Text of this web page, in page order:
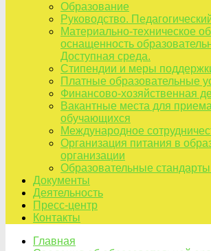
Образование
Руководство.
Материально-техническое
оснащенность
Доступная среда.
Стипендии и меры
Платные образовательные
Финансово-хозяйственная
Вакантные места для
обучающихся
Международное
Организация питания в
организации
Образовательные
Документы
Деятельность
Пресс-центр
Контакты
Главная